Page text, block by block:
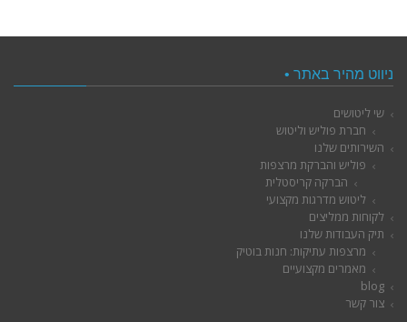
ניווט מהיר באתר •
שי ליטושים
חברת פוליש וליטוש
השירותים שלנו
פוליש והברקת מרצפות
הברקה קריסטלית
ליטוש מדרגות מקצועי
לקוחות ממליצים
תיק העבודות שלנו
מרצפות עתיקות: חנות בוטיק
מאמרים מקצועיים
blog
צור קשר